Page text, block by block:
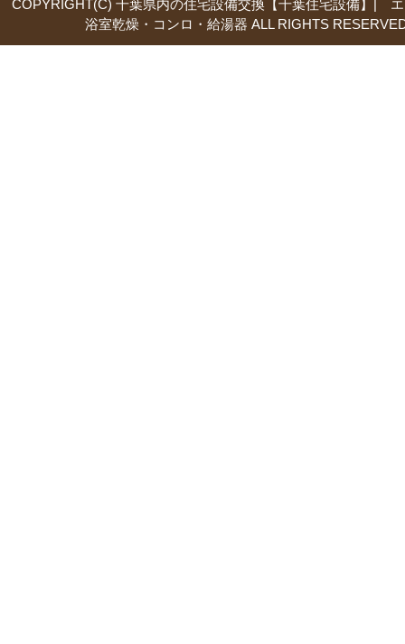
COPYRIGHT(C) 千葉県内の住宅設備交換【千葉住宅設備】|
浴室乾燥・コンロ・給湯器 ALL RIGHTS